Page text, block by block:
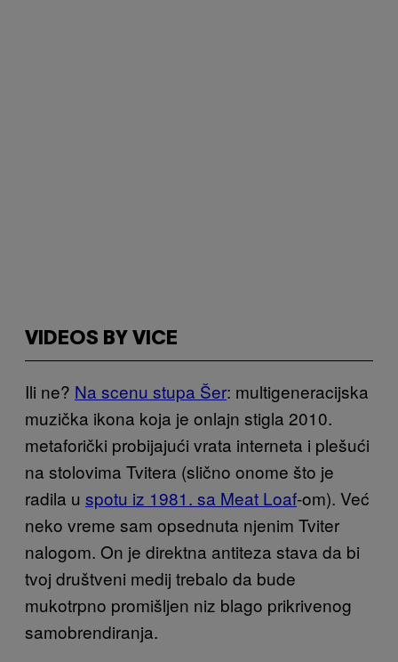
VIDEOS BY VICE
Ili ne? Na scenu stupa Šer: multigeneracijska
muzička ikona koja je onlajn stigla 2010.
metaforički probijajući vrata interneta i plešući
na stolovima Tvitera (slično onome što je
radila u spotu iz 1981. sa Meat Loaf-om). Već
neko vreme sam opsednuta njenim Tviter
nalogom. On je direktna antiteza stava da bi
tvoj društveni medij trebalo da bude
mukotrpno promišljen niz blago prikrivenog
samobrendiranja.